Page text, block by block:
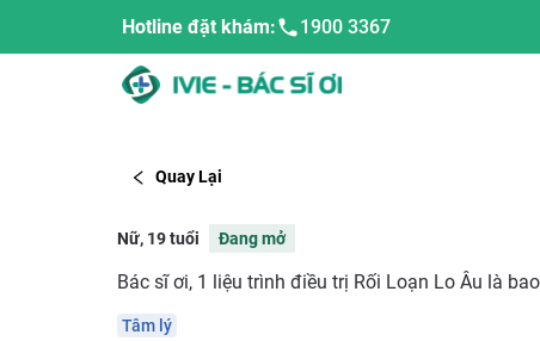
Hotline đặt khám: 1900 3367
Quay Lại
Nữ, 19 tuổi Đang mở
Bác sĩ ơi, 1 liệu trình điều trị Rối Loạn Lo Âu là
Tâm lý